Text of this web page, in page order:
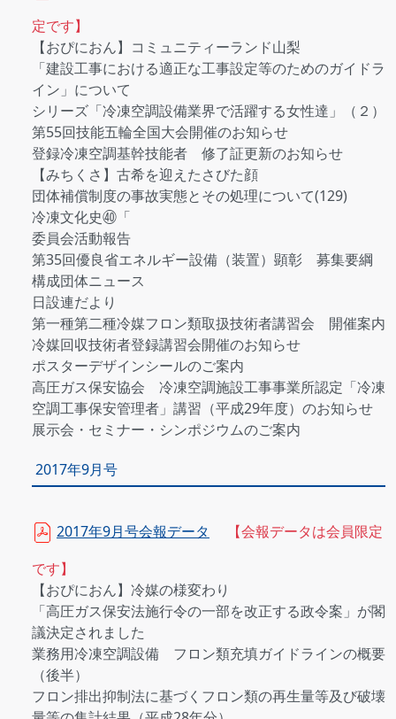
定です】
【おぴにおん】コミュニティーランド山梨
「建設工事における適正な工事設定等のためのガイドラ
イン」について
シリーズ「冷凍空調設備業界で活躍する女性達」（２）
第55回技能五輪全国大会開催のお知らせ
登録冷凍空調基幹技能者 修了証更新のお知らせ
【みちくさ】古希を迎えたさびた顔
団体補償制度の事故実態とその処理について(129)
冷凍文化史㊵「
委員会活動報告
第35回優良省エネルギー設備（装置）顕彰 募集要綱
構成団体ニュース
日設連だより
第一種第二種冷媒フロン類取扱技術者講習会 開催案内
冷媒回収技術者登録講習会開催のお知らせ
ポスターデザインシールのご案内
高圧ガス保安協会 冷凍空調施設工事事業所認定「冷凍
空調工事保安管理者」講習（平成29年度）のお知らせ
展示会・セミナー・シンポジウムのご案内
2017年9月号
2017年9月号会報データ
【会報データは会員限定
です】
【おぴにおん】冷媒の様変わり
「高圧ガス保安法施行令の一部を改正する政令案」が閣
議決定されました
業務用冷凍空調設備 フロン類充填ガイドラインの概要
（後半）
フロン排出抑制法に基づくフロン類の再生量等及び破壊